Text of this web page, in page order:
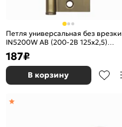
Петля универсальная без врезки
IN5200W AB (200-2B 125x2,5)
бронза
187₽
В корзину